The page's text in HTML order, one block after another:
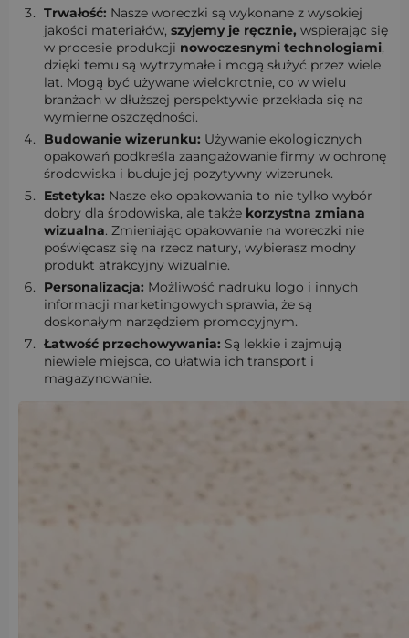
Trwałość: Nasze woreczki są wykonane z wysokiej
jakości materiałów, szyjemy je ręcznie, wspierając się
w procesie produkcji nowoczesnymi technologiami,
dzięki temu są wytrzymałe i mogą służyć przez wiele
lat. Mogą być używane wielokrotnie, co w wielu
branżach w dłuższej perspektywie przekłada się na
wymierne oszczędności.
Budowanie wizerunku: Używanie ekologicznych
opakowań podkreśla zaangażowanie firmy w ochronę
środowiska i buduje jej pozytywny wizerunek.
Estetyka: Nasze eko opakowania to nie tylko wybór
dobry dla środowiska, ale także korzystna zmiana
wizualna. Zmieniając opakowanie na woreczki nie
poświęcasz się na rzecz natury, wybierasz modny
produkt atrakcyjny wizualnie.
Personalizacja: Możliwość nadruku logo i innych
informacji marketingowych sprawia, że są
doskonałym narzędziem promocyjnym.
Łatwość przechowywania: Są lekkie i zajmują
niewiele miejsca, co ułatwia ich transport i
magazynowanie.